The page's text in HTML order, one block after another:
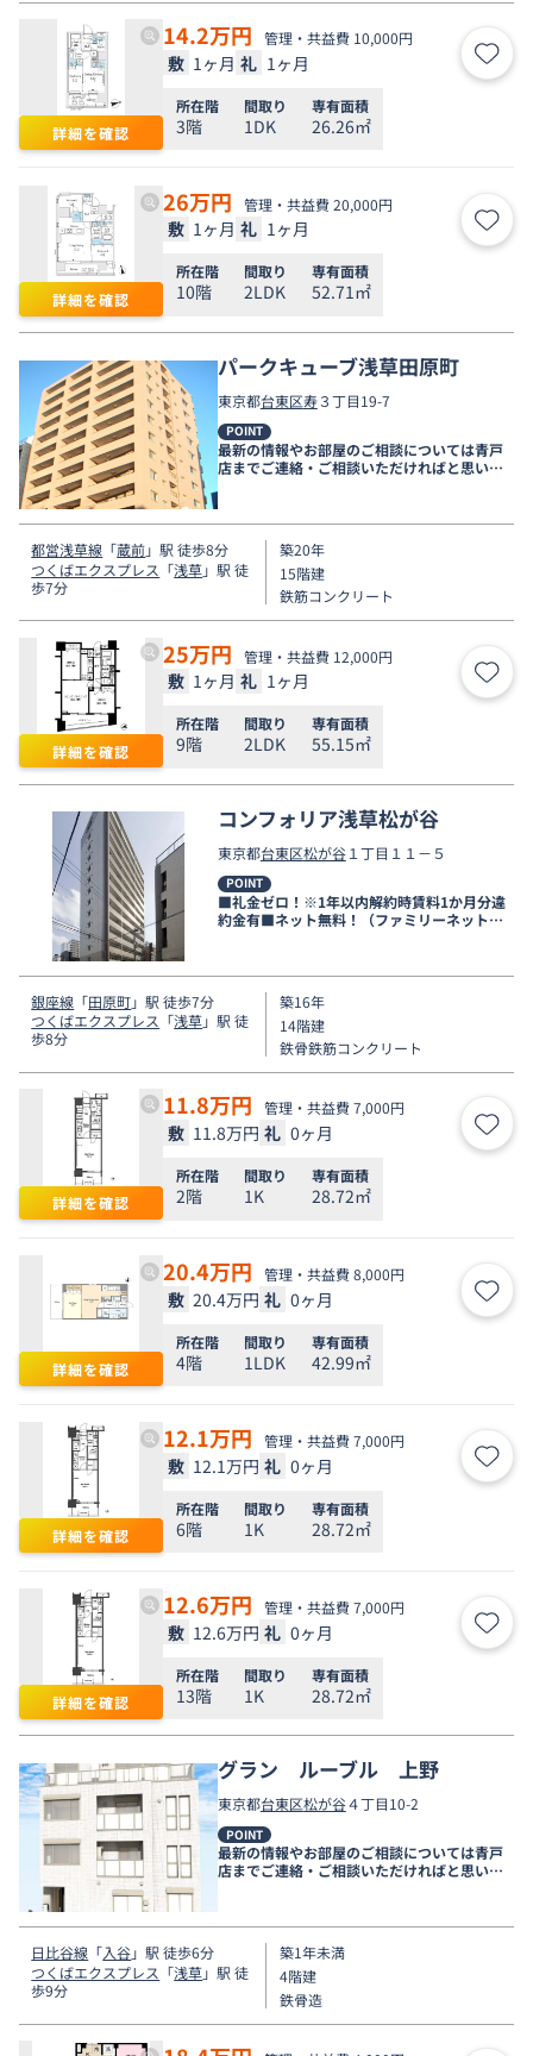
詳細を確認
14.2万円 管理・共益費 10,000円
敷 1ヶ月 礼 1ヶ月 お気
所在階
3階
間取り
1DK
専有面積
26.26㎡
詳細を確認
26万円 管理・共益費 20,000円
敷 1ヶ月 礼 1ヶ月 お気
所在階
10階
間取り
2LDK
専有面積
52.71㎡
パークキューブ浅草田原町
東京都台東区寿３丁目19-7
POINT
最新の情報やお部屋のご相談については青戸
店までご連絡・ご相談いただければと思いま
都営浅草線 「蔵前」駅 徒歩8分
つくばエクスプレス 「浅草」駅 徒
歩7分
築20年
15階建
鉄筋コンクリート
詳細を確認
25万円 管理・共益費 12,000円
敷 1ヶ月 礼 1ヶ月 お気
所在階
9階
間取り
2LDK
専有面積
55.15㎡
コンフォリア浅草松が谷
東京都台東区松が谷１丁目１１－５
POINT
■礼金ゼロ！※1年以内解約時賃料1か月分違
約金有■ネット無料！（ファミリーネットジ
銀座線 「田原町」駅 徒歩7分
つくばエクスプレス 「浅草」駅 徒
歩8分
築16年
14階建
鉄骨鉄筋コンクリート
詳細を確認
11.8万円 管理・共益費 7,000円
敷 11.8万円 礼 0ヶ月 お気
所在階
2階
間取り
1K
専有面積
28.72㎡
詳細を確認
20.4万円 管理・共益費 8,000円
敷 20.4万円 礼 0ヶ月 お気
所在階
4階
間取り
1LDK
専有面積
42.99㎡
詳細を確認
12.1万円 管理・共益費 7,000円
敷 12.1万円 礼 0ヶ月 お気
所在階
6階
間取り
1K
専有面積
28.72㎡
詳細を確認
12.6万円 管理・共益費 7,000円
敷 12.6万円 礼 0ヶ月 お気
所在階
13階
間取り
1K
専有面積
28.72㎡
グラン ルーブル 上野
東京都台東区松が谷４丁目10-2
POINT
最新の情報やお部屋のご相談については青戸
店までご連絡・ご相談いただければと思いま
日比谷線 「入谷」駅 徒歩6分
つくばエクスプレス 「浅草」駅 徒
歩9分
築1年未満
4階建
鉄骨造